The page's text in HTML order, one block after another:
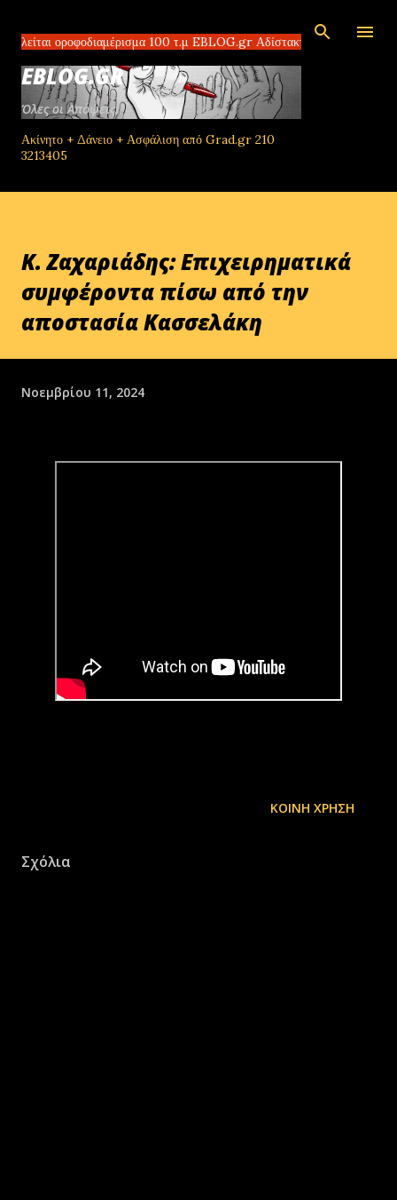
100 τ.μ EBLOG.gr Αδίστακτοι διακινητές στο
EBLOG.GR
Όλες οι Απόψεις!
Ακίνητο + Δάνειο + Ασφάλιση από Grad.gr 210
3213405
Κ. Ζαχαριάδης: Επιχειρηματικά
συμφέροντα πίσω από την
αποστασία Κασσελάκη
Νοεμβρίου 11, 2024
ΚΟΙΝΉ ΧΡΉΣΗ
Σχόλια